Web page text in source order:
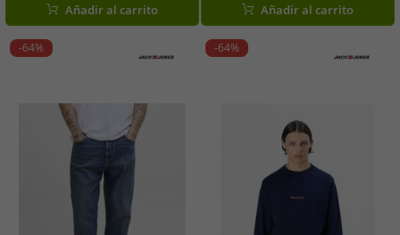
Añadir al carrito Añadir al carrito
-64% -64%